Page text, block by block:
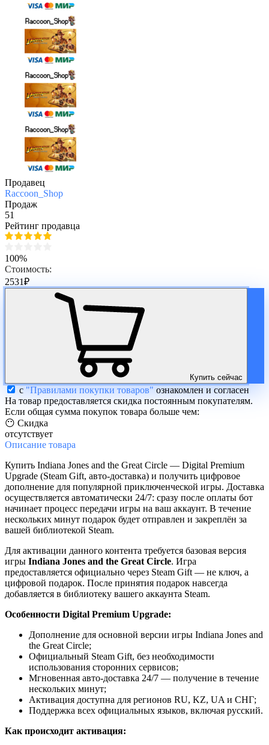
Продавец
Raccoon_Shop
Продаж
51
Рейтинг продавца
100%
Стоимость:
2531₽
Купить сейчас
с "Правилами покупки товаров" ознакомлен и согласен
На товар предоставляется скидка постоянным покупателям.
Если общая сумма покупок товара больше чем:
😶 Скидка
отсутствует
Описание товара
Купить Indiana Jones and the Great Circle — Digital Premium
Upgrade (Steam Gift, авто-доставка) и получить цифровое
дополнение для популярной приключенческой игры. Доставка
осуществляется автоматически 24/7: сразу после оплаты бот
начинает процесс передачи игры на ваш аккаунт. В течение
нескольких минут подарок будет отправлен и закреплён за
вашей библиотекой Steam.
Для активации данного контента требуется базовая версия
игры Indiana Jones and the Great Circle. Игра
предоставляется официально через Steam Gift — не ключ, а
цифровой подарок. После принятия подарок навсегда
добавляется в библиотеку вашего аккаунта Steam.
Особенности Digital Premium Upgrade:
Дополнение для основной версии игры Indiana Jones and
the Great Circle;
Официальный Steam Gift, без необходимости
использования сторонних сервисов;
Мгновенная авто-доставка 24/7 — получение в течение
нескольких минут;
Активация доступна для регионов RU, KZ, UA и СНГ;
Поддержка всех официальных языков, включая русский.
Как происходит активация: